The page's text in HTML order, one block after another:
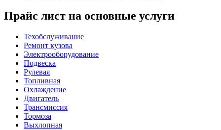
Прайс лист на основные услуги
Техобслуживание
Ремонт кузова
Электрооборудование
Подвеска
Рулевая
Топливная
Охлаждение
Двигатель
Трансмиссия
Тормоза
Выхлопная